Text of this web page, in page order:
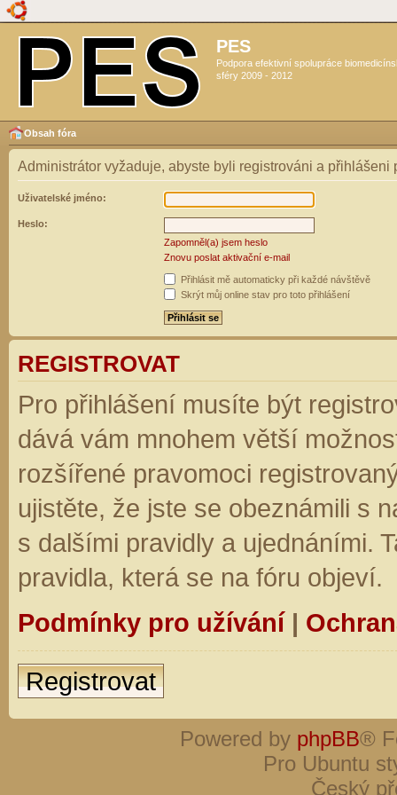
PES
Podpora efektivní spolupráce
sféry 2009 - 2012
Obsah fóra
Administrátor vyžaduje, abyste byli registrováni a přihlášeni
Uživatelské jméno:
Heslo:
Zapomněl(a) jsem heslo
Znovu poslat aktivační e-mail
Přihlásit mě automaticky při každé návštěvě
Skrýt můj online stav pro toto přihlášení
REGISTROVAT
Pro přihlášení musíte být
dává vám mnohem větší
rozšířené pravomoci
ujistěte, že jste se obeznámili s
s dalšími pravidly a ujednáními.
pravidla, která se na fóru objeví.
Podmínky pro užívání|
Registrovat
Powered by phpBB®
Pro Ubuntu
Český